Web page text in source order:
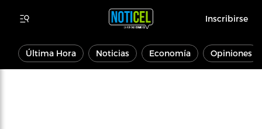
Inscribirse
Última Hora Noticias Economía Opiniones